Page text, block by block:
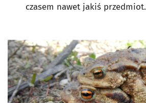
czasem nawet jakiś przedmiot.